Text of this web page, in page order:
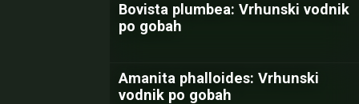
Bovista plumbea: Vrhunski vodnik
po gobah
Amanita phalloides: Vrhunski
vodnik po gobah